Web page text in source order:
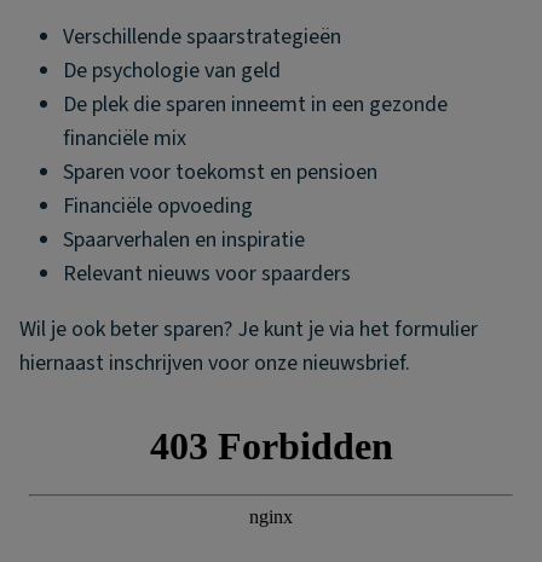
Verschillende spaarstrategieën
De psychologie van geld
De plek die sparen inneemt in een gezonde
financiële mix
Sparen voor toekomst en pensioen
Financiële opvoeding
Spaarverhalen en inspiratie
Relevant nieuws voor spaarders
Wil je ook beter sparen? Je kunt je via het formulier
hiernaast inschrijven voor onze nieuwsbrief.